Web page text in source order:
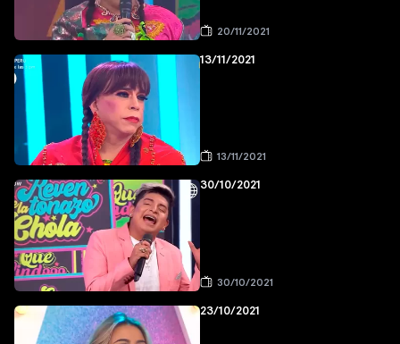
20/11/2021
13/11/2021
13/11/2021
30/10/2021
30/10/2021
23/10/2021